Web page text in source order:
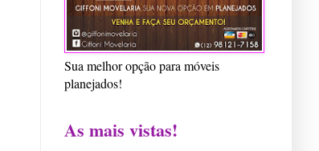
Sua melhor opção para móveis
planejados!
As mais vistas!